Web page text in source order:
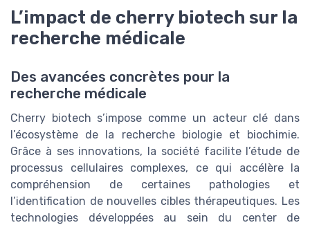
L’impact de cherry biotech sur la
recherche médicale
Des avancées concrètes pour la
recherche médicale
Cherry biotech s’impose comme un acteur clé dans
l’écosystème de la recherche biologie et biochimie.
Grâce à ses innovations, la société facilite l’étude de
processus cellulaires complexes, ce qui accélère la
compréhension de certaines pathologies et
l’identification de nouvelles cibles thérapeutiques. Les
technologies développées au sein du center de